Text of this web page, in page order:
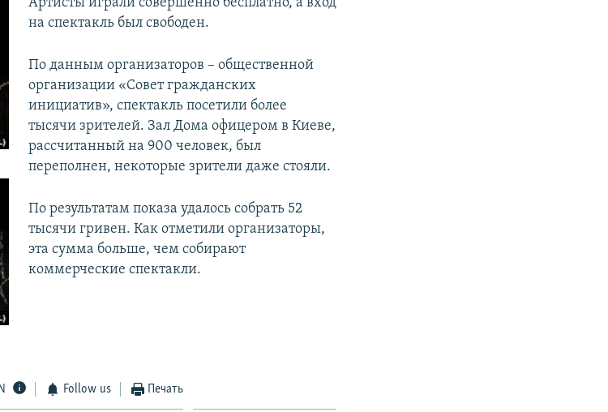
на спектакль был свободен.
​По данным организаторов – общественной
организации «Совет гражданских
инициатив», спектакль посетили более
тысячи зрителей. Зал Дома офицером в Киеве,
рассчитанный на 900 человек, был
переполнен, некоторые зрители даже стояли.
По результатам показа удалось собрать 52
тысячи гривен. Как отметили организаторы,
эта сумма больше, чем собирают
коммерческие спектакли.
Follow us Печать